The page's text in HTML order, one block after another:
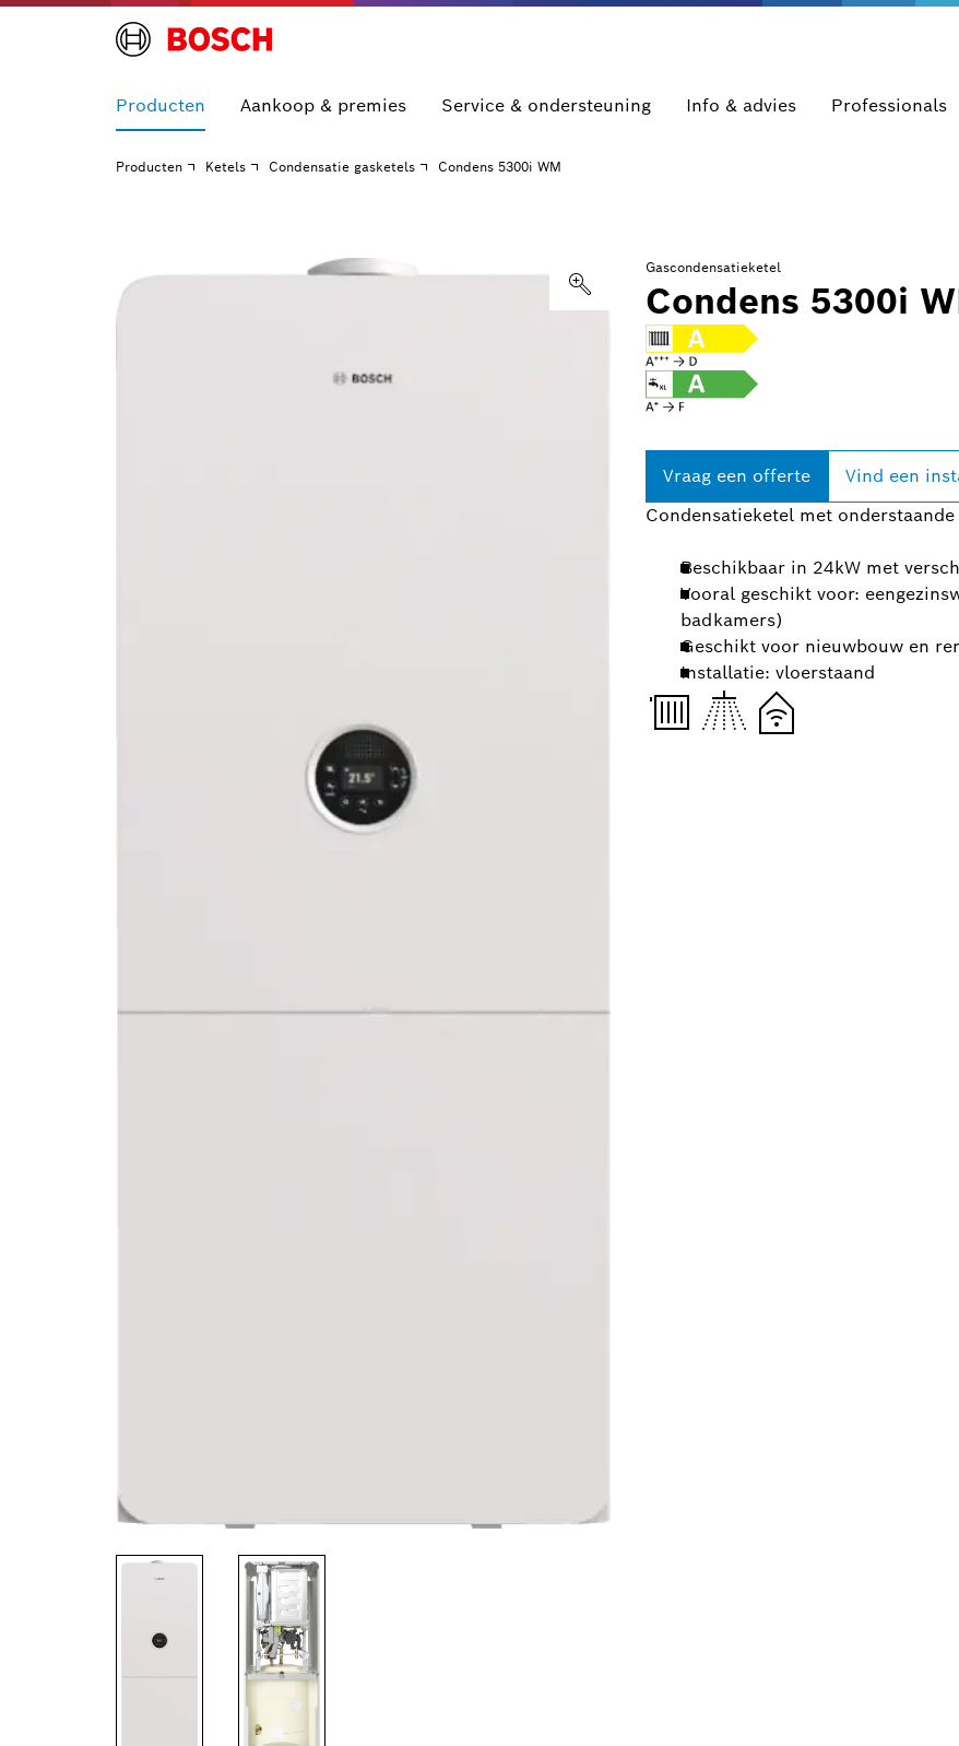
Producten Aankoop & premies Service & ondersteuning Info & advies Professionals
Producten Ketels Condensatie gasketels Condens 5300i WM
Gascondensatieketel
Condens 5300i
Vraag een offerte
Vind een
Condensatieketel met
Beschikbaar in 24kW met
Vooral geschikt voor:
badkamers)
Geschikt voor nieuwbouw en
Installatie: vloerstaand